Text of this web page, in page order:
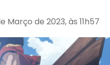
Março de 2023, às 11h57